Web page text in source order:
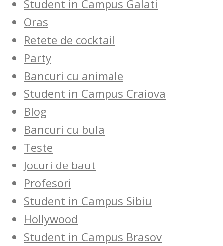
Student in Campus Galati
Oras
Retete de cocktail
Party
Bancuri cu animale
Student in Campus Craiova
Blog
Bancuri cu bula
Teste
Jocuri de baut
Profesori
Student in Campus Sibiu
Hollywood
Student in Campus Brasov